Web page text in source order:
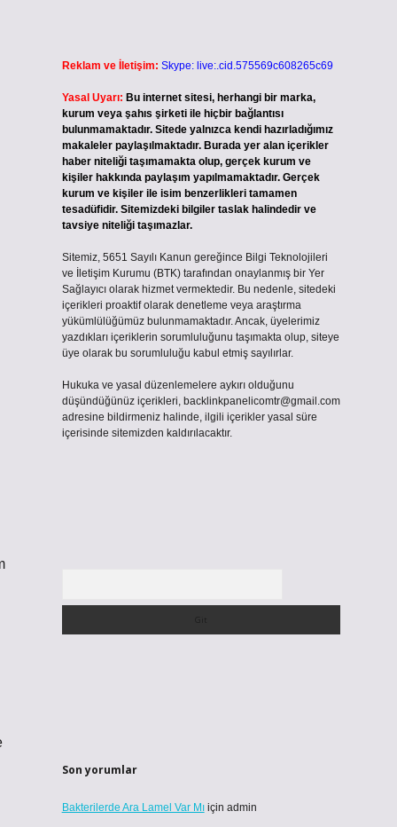
Reklam ve İletişim: Skype: live:.cid.575569c608265c69
Yasal Uyarı: Bu internet sitesi, herhangi bir marka,
kurum veya şahıs şirketi ile hiçbir bağlantısı
bulunmamaktadır. Sitede yalnızca kendi hazırladığımız
makaleler paylaşılmaktadır. Burada yer alan içerikler
haber niteliği taşımamakta olup, gerçek kurum ve
kişiler hakkında paylaşım yapılmamaktadır. Gerçek
kurum ve kişiler ile isim benzerlikleri tamamen
tesadüfidir. Sitemizdeki bilgiler taslak halindedir ve
tavsiye niteliği taşımazlar.
Sitemiz, 5651 Sayılı Kanun gereğince Bilgi Teknolojileri
ve İletişim Kurumu (BTK) tarafından onaylanmış bir Yer
Sağlayıcı olarak hizmet vermektedir. Bu nedenle, sitedeki
içerikleri proaktif olarak denetleme veya araştırma
yükümlülüğümüz bulunmamaktadır. Ancak, üyelerimiz
yazdıkları içeriklerin sorumluluğunu taşımakta olup, siteye
üye olarak bu sorumluluğu kabul etmiş sayılırlar.
Hukuka ve yasal düzenlemelere aykırı olduğunu
düşündüğünüz içerikleri, backlinkpanelicomtr@gmail.com
adresine bildirmeniz halinde, ilgili içerikler yasal süre
içerisinde sitemizden kaldırılacaktır.
Son yorumlar
Bakterilerde Ara Lamel Var Mıiçin admin